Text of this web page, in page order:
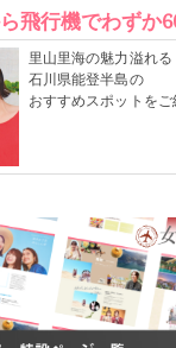
飛行機でわずか
里山里海の魅力溢れる
石川県能登半島の
おすすめスポットをご